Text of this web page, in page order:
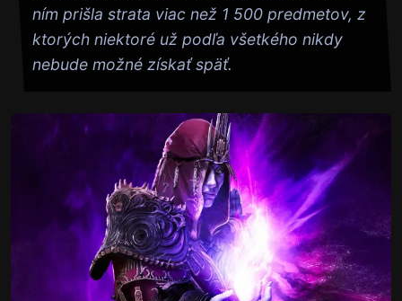
ním prišla strata viac než 1 500 predmetov, z
ktorých niektoré už podľa všetkého nikdy
nebude možné získať späť.